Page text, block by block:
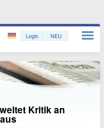
Login NEU
Kritik an